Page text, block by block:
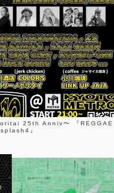
25th Anniv〜 『REGGAE
』